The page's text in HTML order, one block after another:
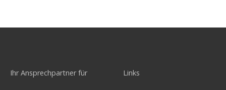
Ihr Ansprechpartner für Links